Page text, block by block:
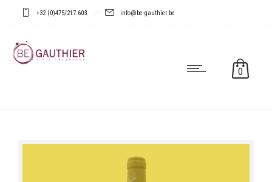
+32 (0)475/217.603 info@be-gauthier.be
0